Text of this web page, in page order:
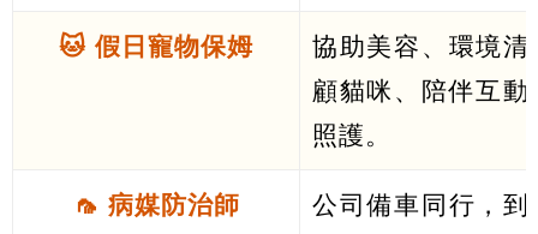
🐱 假日寵物保姆
協助美容、環境清
顧貓咪、陪伴互動
照護。
🦟 病媒防治師
公司備車同行，到